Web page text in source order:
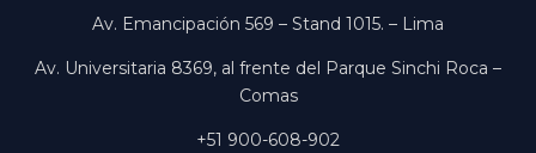
Av. Emancipación 569 – Stand 1015. – Lima
Av. Universitaria 8369, al frente del Parque Sinchi Roca –
Comas
+51 900-608-902